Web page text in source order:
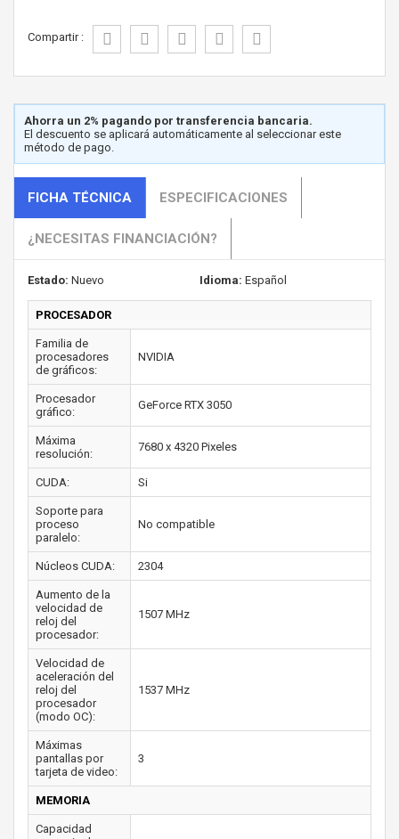
Compartir :
Ahorra un 2% pagando por transferencia bancaria.
El descuento se aplicará automáticamente al seleccionar este
método de pago.
FICHA TÉCNICA ESPECIFICACIONES
¿NECESITAS FINANCIACIÓN?
Estado: Nuevo Idioma: Español
PROCESADOR
Familia de
procesadores
de gráficos:
NVIDIA
Procesador
gráfico:
GeForce RTX 3050
Máxima
resolución:
7680 x 4320 Pixeles
CUDA: Si
Soporte para
proceso
paralelo:
No compatible
Núcleos CUDA: 2304
Aumento de la
velocidad de
reloj del
procesador:
1507 MHz
Velocidad de
aceleración del
reloj del
procesador
(modo OC):
1537 MHz
Máximas
pantallas por
tarjeta de video:
3
MEMORIA
Capacidad